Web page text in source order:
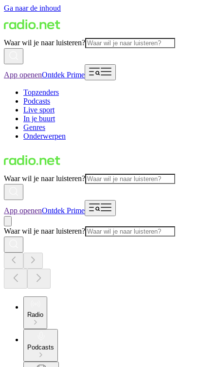
Ga naar de inhoud
Waar wil je naar luisteren?
App openenOntdek Prime
Topzenders
Podcasts
Live sport
In je buurt
Genres
Onderwerpen
Waar wil je naar luisteren?
App openenOntdek Prime
Waar wil je naar luisteren?
Radio
Podcasts